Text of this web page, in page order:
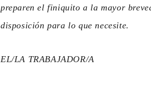
preparen el finiquito a la mayor
disposición para lo que necesite.
EL/LA TRABAJADOR/A